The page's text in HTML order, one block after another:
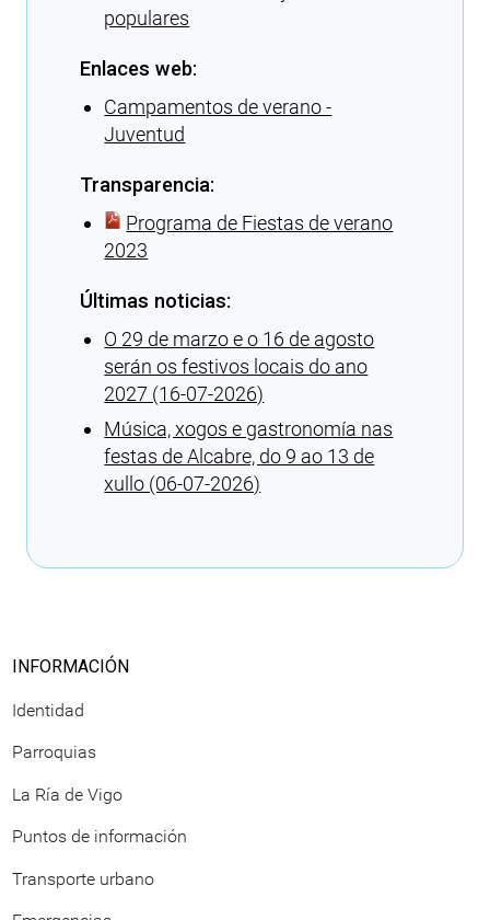
populares
Enlaces web:
Campamentos de verano -
Juventud
Transparencia:
Programa de Fiestas de verano
2023
Últimas noticias:
O 29 de marzo e o 16 de agosto
serán os festivos locais do ano
2027 (16-07-2026)
Música, xogos e gastronomía nas
festas de Alcabre, do 9 ao 13 de
xullo (06-07-2026)
INFORMACIÓN
Identidad
Parroquias
La Ría de Vigo
Puntos de información
Transporte urbano